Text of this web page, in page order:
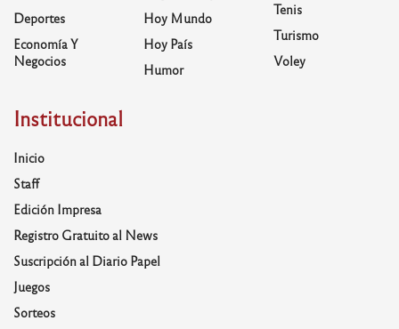
Deportes
Economía Y
Negocios
Hoy Mundo
Hoy País
Humor
Tenis
Turismo
Voley
Institucional
Inicio
Staff
Edición Impresa
Registro Gratuito al News
Suscripción al Diario Papel
Juegos
Sorteos